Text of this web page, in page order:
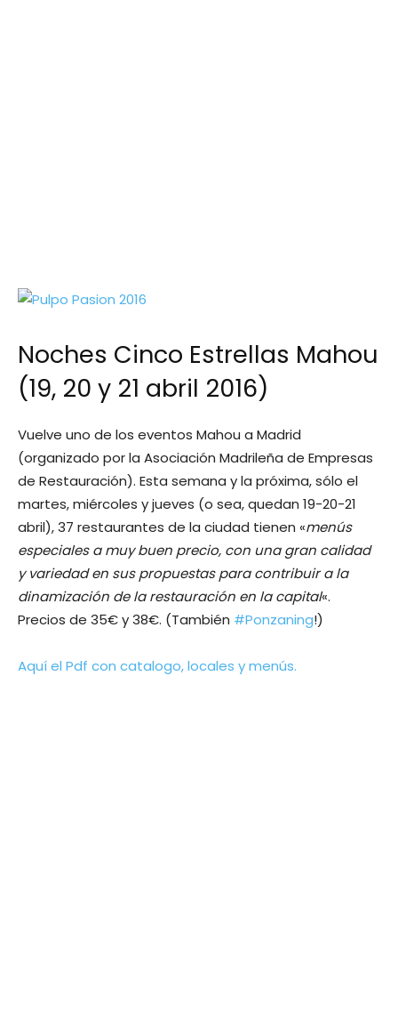
Noches Cinco Estrellas Mahou
(19, 20 y 21 abril 2016)
Vuelve uno de los eventos Mahou a Madrid
(organizado por la Asociación Madrileña de Empresas
de Restauración). Esta semana y la próxima, sólo el
martes, miércoles y jueves (o sea, quedan 19-20-21
abril), 37 restaurantes de la ciudad tienen «menús
especiales a muy buen precio, con una gran calidad
y variedad en sus propuestas para contribuir a la
dinamización de la restauración en la capital«.
Precios de 35€ y 38€. (También #Ponzaning!)
Aquí el Pdf con catalogo, locales y menús.